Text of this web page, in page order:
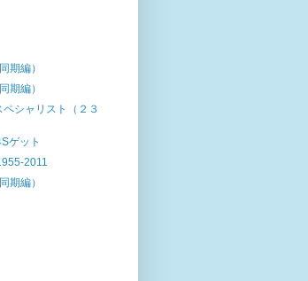
期編）
期編）
シャリスト（２３
ゲット
2011
期編）